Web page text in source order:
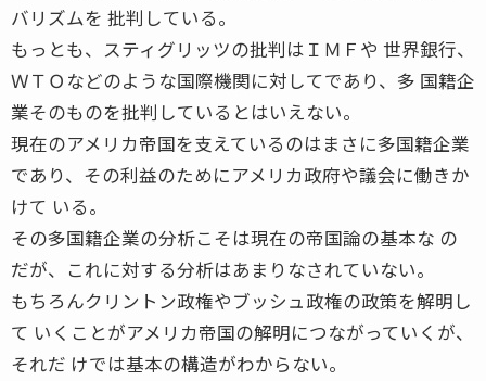
バリズムを 批判している。
もっとも、スティグリッツの批判はＩＭＦや 世界銀行、
ＷＴＯなどのような国際機関に対してであり、多 国籍企
業そのものを批判しているとはいえない。
現在のアメリカ帝国を支えているのはまさに多国籍企業
であり、その利益のためにアメリカ政府や議会に働きか
けて いる。
その多国籍企業の分析こそは現在の帝国論の基本な の
だが、これに対する分析はあまりなされていない。
もちろんクリントン政権やブッシュ政権の政策を解明し
て いくことがアメリカ帝国の解明につながっていくが、
それだ けでは基本の構造がわからない。